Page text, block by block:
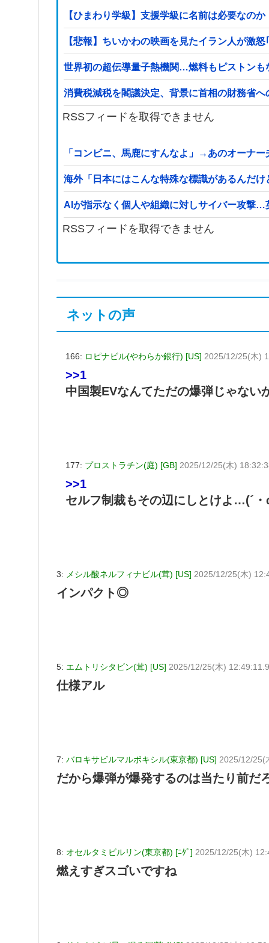
【ひまわり学級】支援学級に名前は必要なのか
【悲報】ちいかわの映画を見たイラン人が激
世界初の超伝導量子熱機関…燃料もピストンも
消費税減税を閣議決定、背景に首相の財務省
RSSフィードを取得できません
「コンビニ、馬鹿にすんなよ」→あのオーナ
海外「日本にはこんな特殊な標識があるんだ
AIが指示なく個人や組織に対しサイバー攻撃…
RSSフィードを取得できません
ネットの声
166: ロピナビル(やわらか銀行) [US] 2025/12/25(木)
>>1
中国製EVなんてただの爆弾じゃない
177: プロストラチン(庭) [GB] 2025/12/25(木)
>>1
セルフ制裁もその辺にしとけよ…(´
3: メシル酸ネルフィナビル(茸) [US] 2025/12/25(木)
インパクト◎
5: エムトリシタビン(茸) [US] 2025/12/25(木)
仕様アル
7: バロキサビルマルボキシル(東京都) [US] 2025/12/25(
だから爆弾が爆発するのは当たり前だ
8: オセルタミビルリン(東京都) [ﾆﾀﾞ] 2025/12/25(木)
燃えすぎスゴいですね